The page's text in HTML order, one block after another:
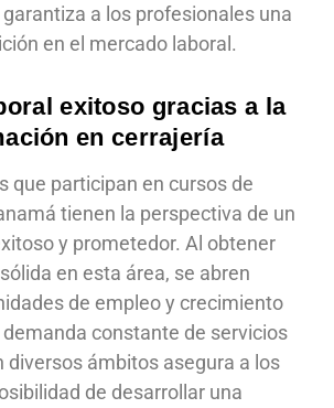
a los profesionales una
en el mercado laboral.
exitoso gracias a la
en cerrajería
que participan en cursos de
tienen la perspectiva de un
y prometedor. Al obtener
en esta área, se abren
de empleo y crecimiento
constante de servicios
diversos ámbitos asegura a los
de desarrollar una